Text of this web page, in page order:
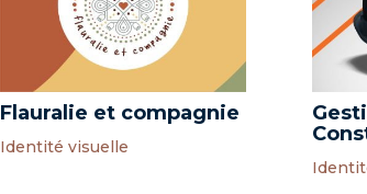
Flauralie et compagnie
Identité visuelle